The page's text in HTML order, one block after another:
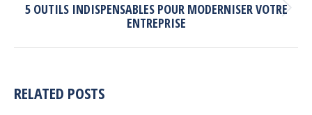
Article
suivant
5 OUTILS INDISPENSABLES POUR MODERNISER VOTRE
ENTREPRISE
RELATED POSTS